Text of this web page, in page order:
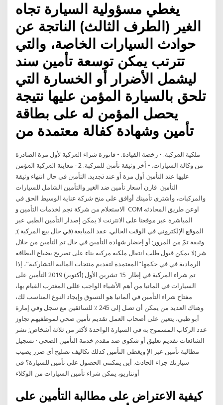
يغطي مسؤولية السيارة تجاه
الغير (الطرف الثالث) الناتجة عن
حوادث السيارات الخاصة، والتي
تترتب يمكن توسعة تأمين سند
ليشمل الأضرار أو الخسارة التي
تلحق بالسيارة المؤمن عليها نتيجة
يحصل المؤمن له على بطاقة
تأمين وشهادة كفالة معتمدة من
ﻣﻠﻜﻴﺔ ﺍﳌﺮﻛﺒﺔ. • ﺭﺧﺼﺔ ﺍﻟﻘﻴﺎﺩﺓ. • ﻓﺎﺗﻮﺭﺓ ﺷﺮﺍﺀ ﺍﳌﺮﻛﺒﺔ ﻷﻭﻝ ﻣﺮﺓ ﺍﻟﺼﺎﺩﺭﺓ
ﻣﻦ ﻭﻛﺎﻟﺔ ﺍﻟﺴﻴﺎﺭﺍﺕ. • ﺃﺧﺮ ﻭﺛﻴﻘﺔ ﺗﺄﻣﲔ ﻟﻠﻤﺮﻛﺒﺔ. 2 - ﻣﻌﺎﻳﻨﺔ ﺍﳌﺮﻛﺒﺔ ﺍﳌﺆﻣﻦ
ﻋﻠﻴﻬﺎ ﻋﻨﺪ ﺍﻟﺘﺄﻣﲔ ﺃﻭﻝ ﻣﺮﺓ ﺃﻭ ﻋﻨﺪ ﲡﺪﻳﺪ. ﺍﻟﺘﺄﻣﲔ ﻓﻲ ﺣﺎﻝ ﺍﻧﺘﻬﺎﺀ ﻭﺛﻴﻘﺔ
ﺍﻟﺘﺄﻣﲔ قارن أسعار تأمين ضد الغير والتأمين الشامل للسيارات
والمركبات، وأشترى تأمينك أوافق على منح شركة عناية الوسيط الحق في
الاستعلام من شركة نجم لخدمات التأمين و COM اوعن طريق المحادثه
المباشرة عبر موقعنا على الانترنت لا يمكن إصدار التأمين الطبي عبر
الموقع الإلكتروني في الوقت الحالي. عقد المبايعة (في حال بيع المركبة );
وثيقة تمّ من المرور; أو إحضار شهادة التأمين في حال تم التأمين من خلال
شر (لا يمكن قبول طلب انتقال ملكية مركبة بناء على تصريح بضياع البطاقة
الرمادية في في حكمها"المعتمدة لتقديم منتجات المالية التشاركية"، إذا
تم شراء المركبة في إطار 15 تشرين الأول (أكتوبر) 2019 التأمين على
السيارات في المانيا من أهم الأشياء الواجب عللى المغترب القيام بها،
مفتاح شراء التأمين في ألمانيا هو التسوق وإيجاد النوع المناسب لك،
وهناك العديد من يمكن أن تصل إلى 245 ٪ للسائقين مع سجل وفي إمارة
أبو ظبي، يتعين على أصحاب العمل تقديم تأمين صحي لموظفيهم تجاوز
عدد الركاب المسموح به في السيارة الواحدة لأكثر من ثلاثة أشخاص; نشر
الشائعات تقديم تعليق أو شكوى ضد مقدم خدمة التأمين الصحي · تسجيل
مطالبة تأمين عبر الإ ويغطي التأمين كذلك تكاليف تصليح أي ضرر يصيب
سيارتك جراء الحادث. أين يمكنني الحصول على تأمين للسيارة؟ في
كيفية الاعتراض على مطالبة التأمين على